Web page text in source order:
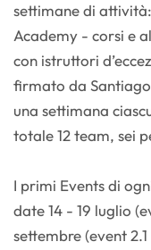
settimane di
Academy - corsi e
con istruttori
firmato da Santiago
una settimana
totale 12 team, sei
I primi Events di
date 14 - 19 luglio
settembre (event